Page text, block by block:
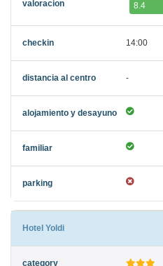
8.4
14:00
-
Hotel Yoldi